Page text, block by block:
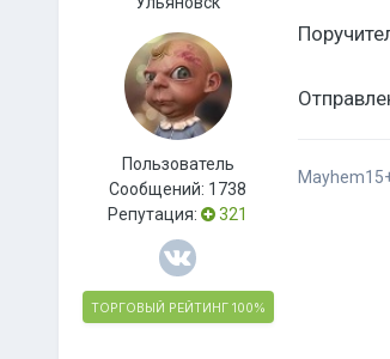
Пользователь
Сообщений: 1738
Репутация:
321
ТОРГОВЫЙ РЕЙТИНГ 100%